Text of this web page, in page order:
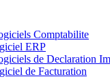
Comptabilite
ERP
de Declaration
de Facturation